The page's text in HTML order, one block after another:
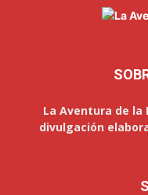
La Aventura de la
divulgación